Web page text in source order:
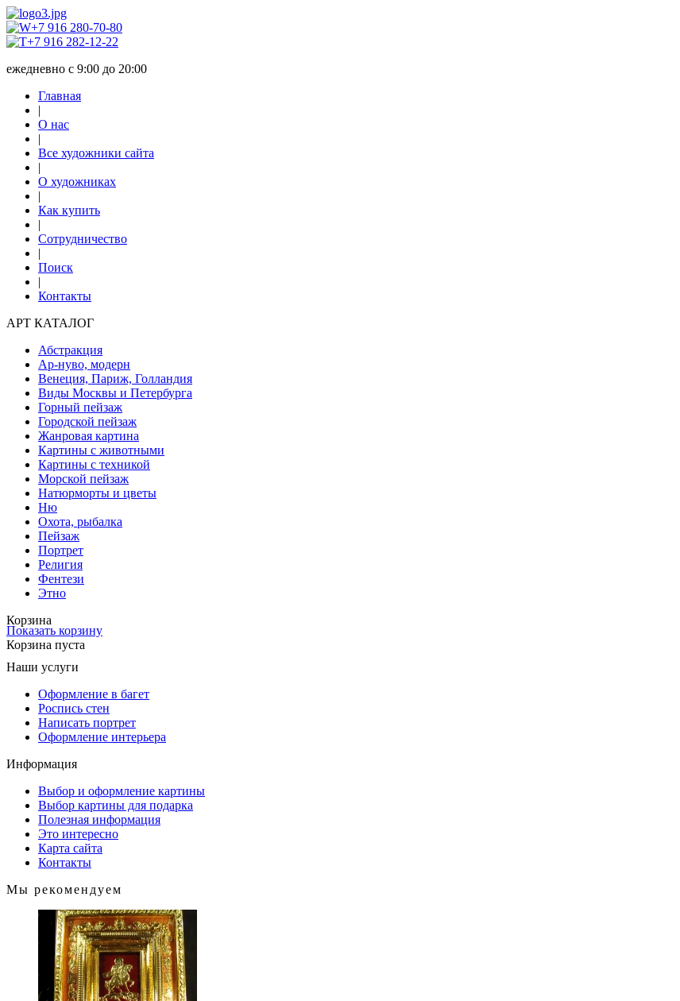
+7 916 280-70-80
+7 916 282-12-22
ежедневно с 9:00 до 20:00
Главная
|
О нас
|
Все художники сайта
|
О художниках
|
Как купить
|
Сотрудничество
|
Поиск
|
Контакты
АРТ КАТАЛОГ
Абстракция
Ар-нуво, модерн
Венеция, Париж, Голландия
Виды Москвы и Петербурга
Горный пейзаж
Городской пейзаж
Жанровая картина
Картины с животными
Картины с техникой
Морской пейзаж
Натюрморты и цветы
Ню
Охота, рыбалка
Пейзаж
Портрет
Религия
Фентези
Этно
Корзина
Показать корзину
Корзина пуста
Наши услуги
Оформление в багет
Роспись стен
Написать портрет
Оформление интерьера
Информация
Выбор и оформление картины
Выбор картины для подарка
Полезная информация
Это интересно
Карта сайта
Контакты
Мы рекомендуем